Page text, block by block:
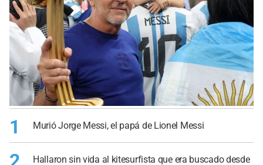
1 Murió Jorge Messi, el papá de Lionel Messi
Hallaron sin vida al kitesurfista que era buscado desde